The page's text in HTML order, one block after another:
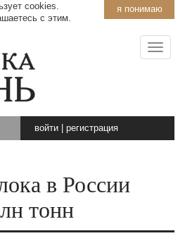
я понимаю
cookies.
с этим.
войти регистрация
в России
тонн